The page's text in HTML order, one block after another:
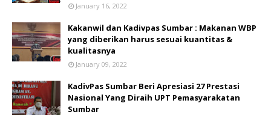
January 16, 2022
Kakanwil dan Kadivpas Sumbar : Makanan WBP
yang diberikan harus sesuai kuantitas &
kualitasnya
January 09, 2022
KadivPas Sumbar Beri Apresiasi 27 Prestasi
Nasional Yang Diraih UPT Pemasyarakatan
Sumbar